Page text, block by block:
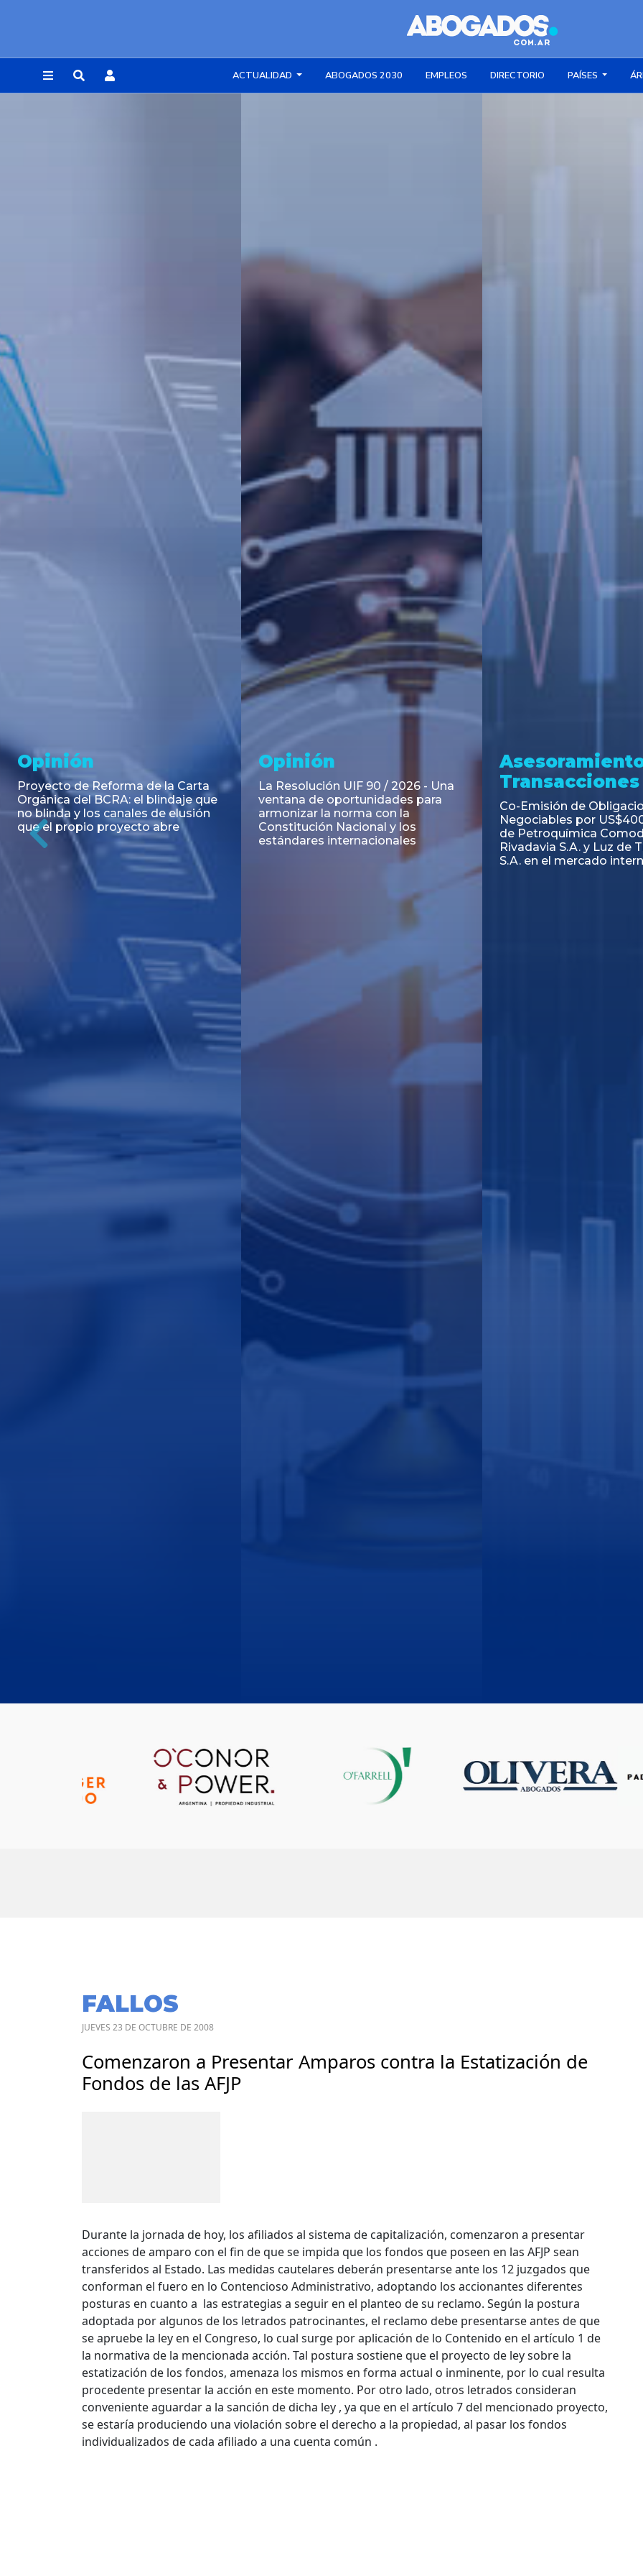
ACTUALIDAD ABOGADOS 2030 EMPLEOS DIRECTORIO PAÍSES
Noticia
RESOLUCIÓN 271/2026 de la
SECRETARIA DE COORDINACIÓN
DE PRODUCCIÓN: Actualización y
unificación de las advertencias
obligatorias en la publicidad de
juegos y apuestas en...
Asesoramiento y
Transacciones
Emisión de Obligaciones
Negociables Clase E de Central
Puerto S.A. por un Valor Nominal
de U$S 98.897.303
Transacciones
PAGBAM asesoró a
autorización para la
de los Certificados de
del Fideicomiso
Inmobiliario "Espacio
Previous
FALLOS
JUEVES 23 DE OCTUBRE DE 2008
Comenzaron a Presentar Amparos contra la Estatización de
Fondos de las AFJP
Durante la jornada de hoy, los afiliados al sistema de capitalización, comenzaron a presentar
acciones de amparo con el fin de que se impida que los fondos que poseen en las AFJP sean
transferidos al Estado. Las medidas cautelares deberán presentarse ante los 12 juzgados que
conforman el fuero en lo Contencioso Administrativo, adoptando los accionantes diferentes
posturas en cuanto a las estrategias a seguir en el planteo de su reclamo. Según la postura
adoptada por algunos de los letrados patrocinantes, el reclamo debe presentarse antes de que
se apruebe la ley en el Congreso, lo cual surge por aplicación de lo Contenido en el artículo 1 de
la normativa de la mencionada acción. Tal postura sostiene que el proyecto de ley sobre la
estatización de los fondos, amenaza los mismos en forma actual o inminente, por lo cual resulta
procedente presentar la acción en este momento. Por otro lado, otros letrados consideran
conveniente aguardar a la sanción de dicha ley , ya que en el artículo 7 del mencionado proyecto,
se estaría produciendo una violación sobre el derecho a la propiedad, al pasar los fondos
individualizados de cada afiliado a una cuenta común .